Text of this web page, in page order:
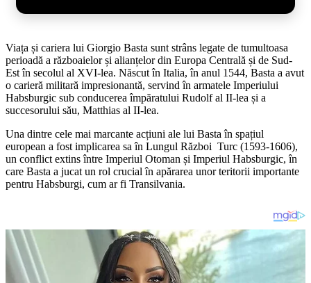
Viața și cariera lui Giorgio Basta sunt strâns legate de tumultoasa
perioadă a războaielor și alianțelor din Europa Centrală și de Sud-
Est în secolul al XVI-lea. Născut în Italia, în anul 1544, Basta a avut
o carieră militară impresionantă, servind în armatele Imperiului
Habsburgic sub conducerea împăratului Rudolf al II-lea și a
succesorului său, Matthias al II-lea.
Una dintre cele mai marcante acțiuni ale lui Basta în spațiul
european a fost implicarea sa în Lungul Război Turc (1593-1606),
un conflict extins între Imperiul Otoman și Imperiul Habsburgic, în
care Basta a jucat un rol crucial în apărarea unor teritorii importante
pentru Habsburgi, cum ar fi Transilvania.